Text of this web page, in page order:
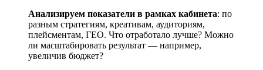
Анализируем показатели в рамках кабинета: по
разным стратегиям, креативам, аудиториям,
плейсментам, ГЕО. Что отработало лучше? Можно
ли масштабировать результат — например,
увеличив бюджет?